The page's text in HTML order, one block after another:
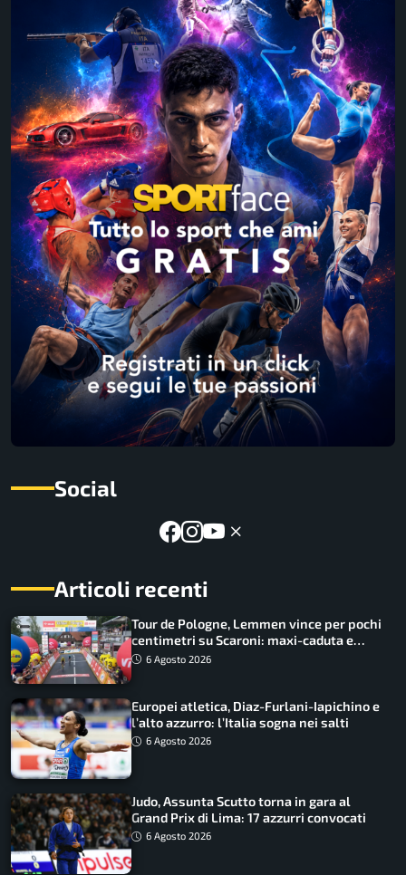
Social
Articoli recenti
Tour de Pologne, Lemmen vince per pochi
centimetri su Scaroni: maxi-caduta e
tappa accorciata
6 Agosto 2026
Europei atletica, Diaz-Furlani-Iapichino e
l’alto azzurro: l’Italia sogna nei salti
6 Agosto 2026
Judo, Assunta Scutto torna in gara al
Grand Prix di Lima: 17 azzurri convocati
6 Agosto 2026